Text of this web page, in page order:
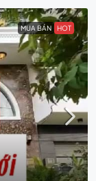
MUA BÁN HOT